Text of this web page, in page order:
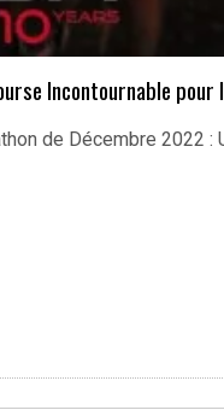
Incontournable pour
de Décembre 2022